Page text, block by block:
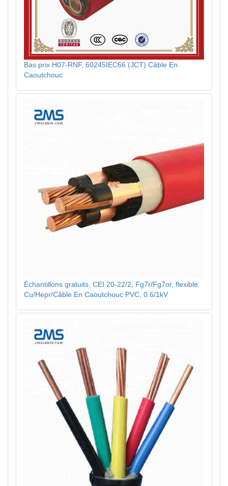
Bas prix H07-RNF, 60245IEC66 (JCT) Câble En
Caoutchouc
Échantillons gratuits, CEI 20-22/2, Fg7r/Fg7or, flexible
Cu/Hepr/Câble En Caoutchouc PVC, 0.6/1kV